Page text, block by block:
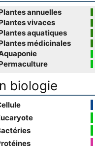
annuelles
vivaces
aquatiques
médicinales
biologie